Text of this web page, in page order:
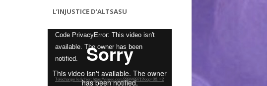
L’INJUSTICE D’ALTSASU
Lecteur
vidéo
Code PrivacyError: This video isn't
available. The owner has been
notified.
Télécharger le fichier: https://vimeo.com/288448971?loop=0&_=2